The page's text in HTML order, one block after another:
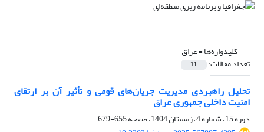
کلیدواژه‌ها =عراق
تعداد مقالات: 11
تحلیل راهبردی مدیریت جریان‌های قومی و تأثیر آن بر ارتقای
امنیت داخلی جمهوری عراق
دوره 15، شماره 4، زمستان 1404، صفحه
655-679